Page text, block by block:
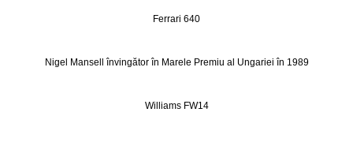
Ferrari 640
Nigel Mansell învingător în Marele Premiu al Ungariei în 1989
Williams FW14